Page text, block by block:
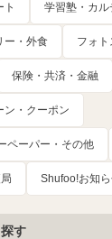
ト 学習塾・カ
ー・外食 フォ
保険・共済・金融
ン・クーポン
ペーパー・その他
Shufoo!お知
す